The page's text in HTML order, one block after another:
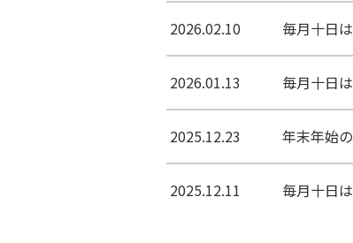
2026.02.10 毎月十日は
2026.01.13 毎月十日は
2025.12.23 年末年始
2025.12.11 毎月十日は